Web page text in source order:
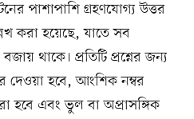
পাশাপাশি গ্রহণযোগ্য উত্তর
করা হয়েছে, যাতে সব
থাকে। প্রতিটি প্রশ্নের জন্য
দেওয়া হবে, আংশিক নম্বর
হবে এবং ভুল বা অপ্রাসঙ্গিক